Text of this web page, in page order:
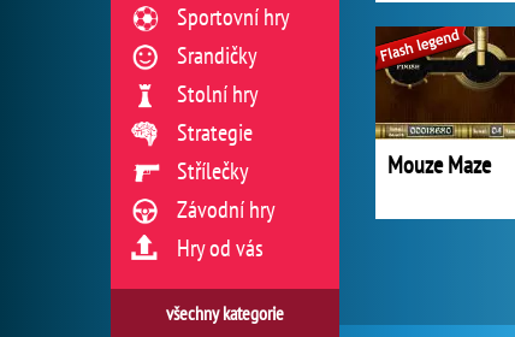
Mouze Maze
Sportovní hry
Srandičky
Stolní hry
Strategie
Střílečky
Závodní hry
Hry od vás
všechny kategorie